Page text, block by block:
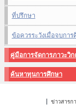
ที่ปรึกษา
ข้อควรระวังเมื่อจบการ
คู่มือการจัดการภาวะวิ
ค้นหาทุนการศึกษา
ข่าวสารก